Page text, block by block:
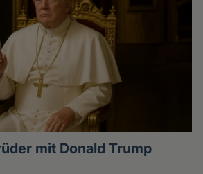
mit Donald Trump